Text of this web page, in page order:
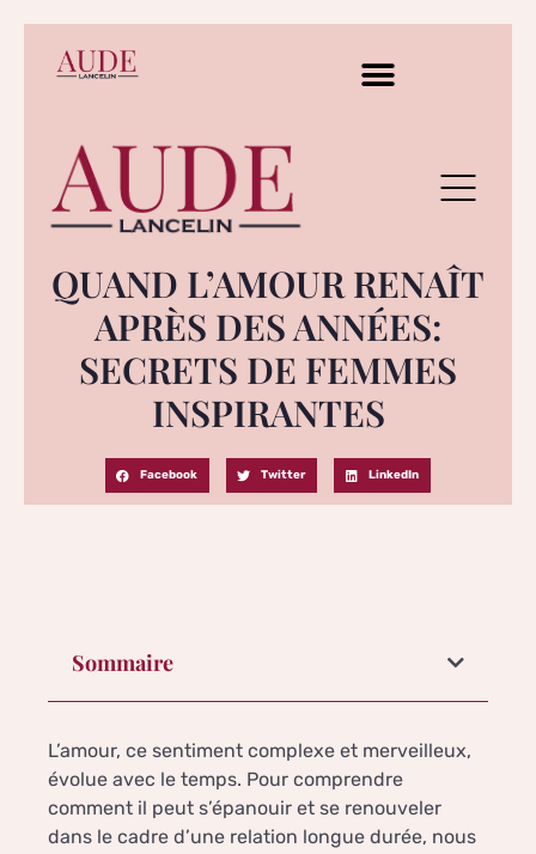
QUAND L’AMOUR RENAÎT
APRÈS DES ANNÉES:
SECRETS DE FEMMES
INSPIRANTES
Facebook Twitter LinkedIn
Sommaire
L’amour, ce sentiment complexe et merveilleux,
évolue avec le temps. Pour comprendre
comment il peut s’épanouir et se renouveler
dans le cadre d’une relation longue durée, nous